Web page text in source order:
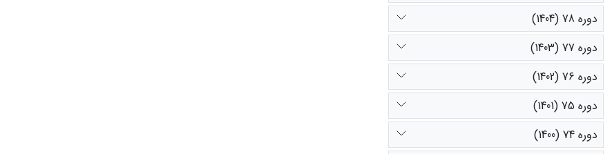
دوره 78 (1404)
دوره 77 (1403)
دوره 76 (1402)
دوره 75 (1401)
دوره 74 (1400)